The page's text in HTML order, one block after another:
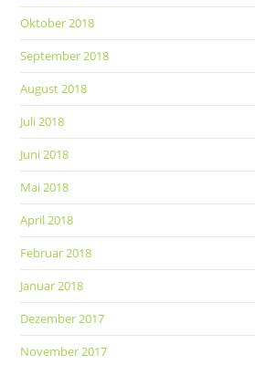
Oktober 2018
September 2018
August 2018
Juli 2018
Juni 2018
Mai 2018
April 2018
Februar 2018
Januar 2018
Dezember 2017
November 2017